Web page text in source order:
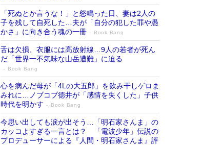
「死ぬとか言うな！」と怒鳴った日、妻は2人の
子を残して自死した…夫が「自分の犯した罪や愚
かさ」に向き合う魂の一冊
Book Bang
舌は欠損、衣服には高放射線…9人の若者が死ん
だ「世界一不気味な山岳遭難」に迫る
Book Bang
心を病んだ母が「4Lの大五郎」を飲み干しゲロま
みれに…ノブコブ徳井が「感情を失くした」子供
時代を明かす
Book Bang
今思い出しても涙が出そう…「明石家さんま」の
カッコよすぎる一言とは？ 「電波少年」伝説の
プロデューサーによる『人間・明石家さんま』評